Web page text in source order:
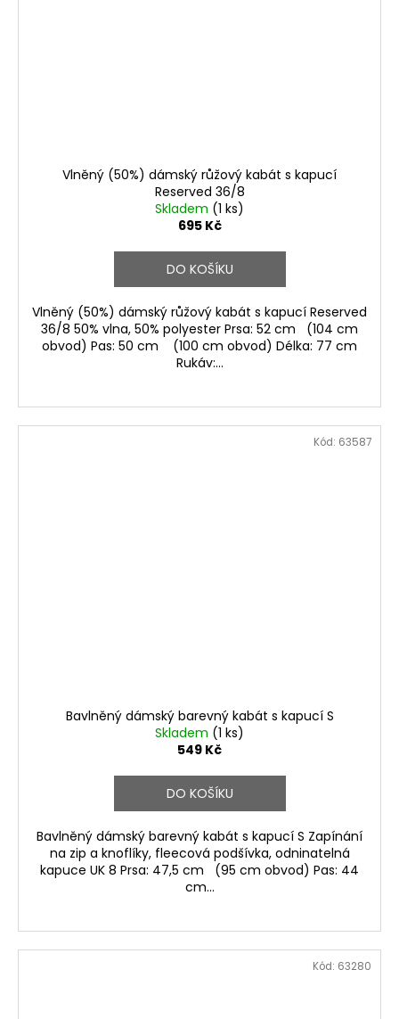
Vlněný (50%) dámský růžový kabát s kapucí
Reserved 36/8
Skladem (1 ks)
695 Kč
DO KOŠÍKU
Vlněný (50%) dámský růžový kabát s kapucí Reserved
36/8 50% vlna, 50% polyester Prsa: 52 cm (104 cm
obvod) Pas: 50 cm (100 cm obvod) Délka: 77 cm
Rukáv:...
Bavlněný dámský barevný kabát s kapucí S
Skladem (1 ks)
549 Kč
DO KOŠÍKU
Bavlněný dámský barevný kabát s kapucí S Zapínání
na zip a knoflíky, fleecová podšívka, odninatelná
kapuce UK 8 Prsa: 47,5 cm (95 cm obvod) Pas: 44
cm...
Kód: 63587
Kód: 63280